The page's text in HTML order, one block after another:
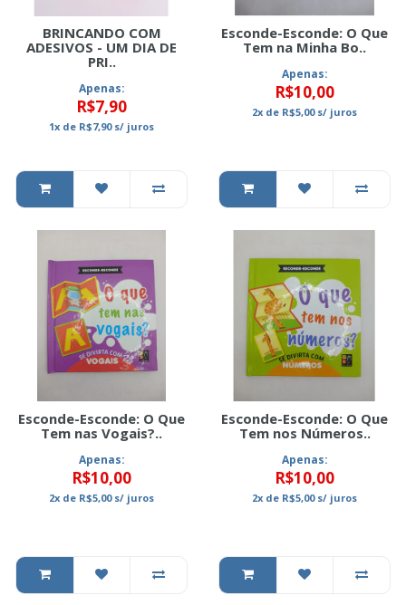
BRINCANDO COM
ADESIVOS - UM DIA DE
PRI..
Apenas:
R$7,90
1x de R$7,90s/ juros
Esconde-Esconde: O Que
Tem na Minha Bo..
Apenas:
R$10,00
2x de R$5,00s/ juros
Esconde-Esconde: O Que
Tem nas Vogais?..
Apenas:
R$10,00
2x de R$5,00s/ juros
Esconde-Esconde: O Que
Tem nos Números..
Apenas:
R$10,00
2x de R$5,00s/ juros